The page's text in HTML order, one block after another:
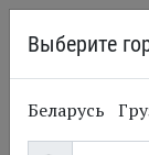
Выберите
Беларусь